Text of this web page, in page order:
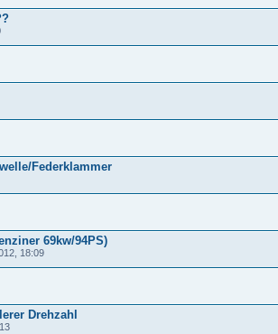
Federklammer
69kw/94PS)
18:09
Drehzahl